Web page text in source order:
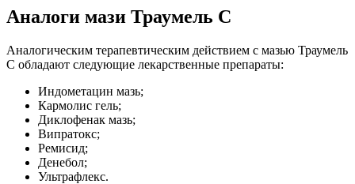
Аналоги мази Траумель С
Аналогическим терапевтическим действием с мазью Траумель
С обладают следующие лекарственные препараты:
Индометацин мазь;
Кармолис гель;
Диклофенак мазь;
Випратокс;
Ремисид;
Денебол;
Ультрафлекс.